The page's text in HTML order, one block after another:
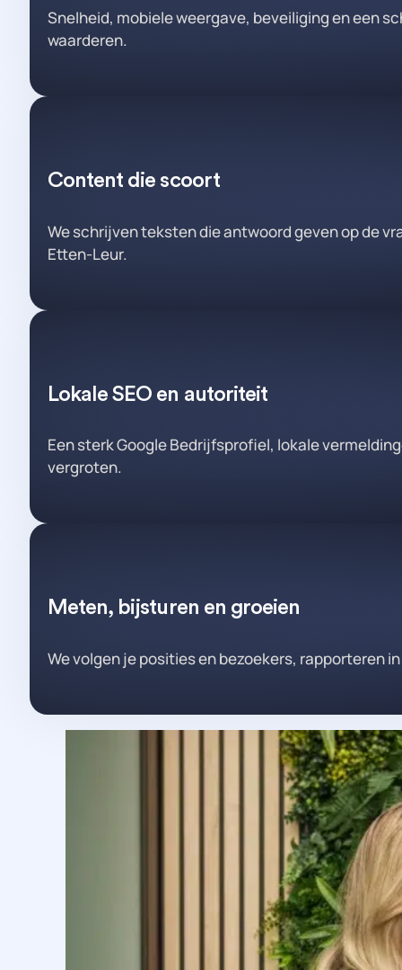
Snelheid, mobiele weergave, beveiliging en een
waarderen.
Content die scoort
We schrijven teksten die antwoord geven op de
Etten-Leur.
Lokale SEO en autoriteit
Een sterk Google Bedrijfsprofiel, lokale
vergroten.
Meten, bijsturen en groeien
We volgen je posities en bezoekers, rapporteren